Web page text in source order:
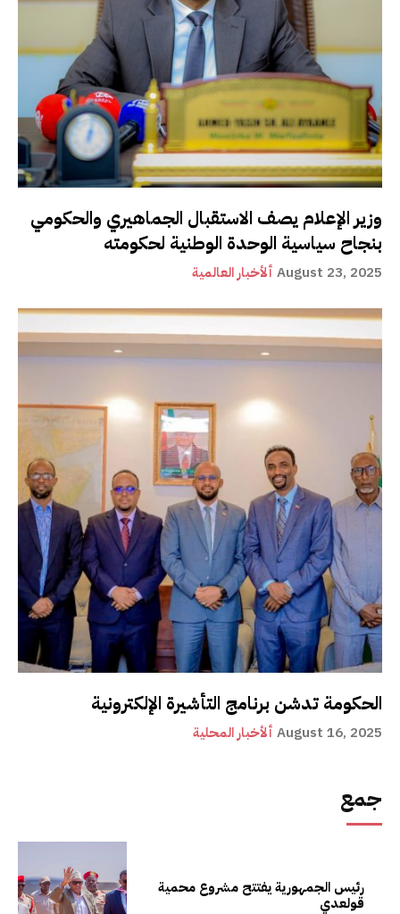
وزير الإعلام يصف الاستقبال الجماهيري والحكومي
بنجاح سياسية الوحدة الوطنية لحكومته
ألأخبار العالمية August 23, 2025
الحكومة تدشن برنامج التأشيرة الإلكترونية
ألأخبار المحلية August 16, 2025
جمع
رئيس الجمهورية يفتتح مشروع محمية
قولعدي